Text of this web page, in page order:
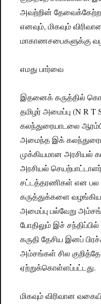
அவற்றின் தேவைக்கேற்ற
எனவும், மிகவும்
மாகாணசபைகளுக்கு
எமது பார்வை
இதனைக் கருத்தில்
தமிழர் அமைப்பு (N R T
கலந்துரையாடலை
அமைந்த இக்
முக்கியமான அரசியல்
அரசியல்
சட்டத்தரணிகள் என பல
கருத்துக்களை
அமைப்பு பல்வேறு
போதிலும் இச்
கருதி தேசிய இனப்
அம்சங்கள் சில குறித்தே
ஏற்றுக்கொள்ளப்பட்டது.
மிகவும் விரிவான